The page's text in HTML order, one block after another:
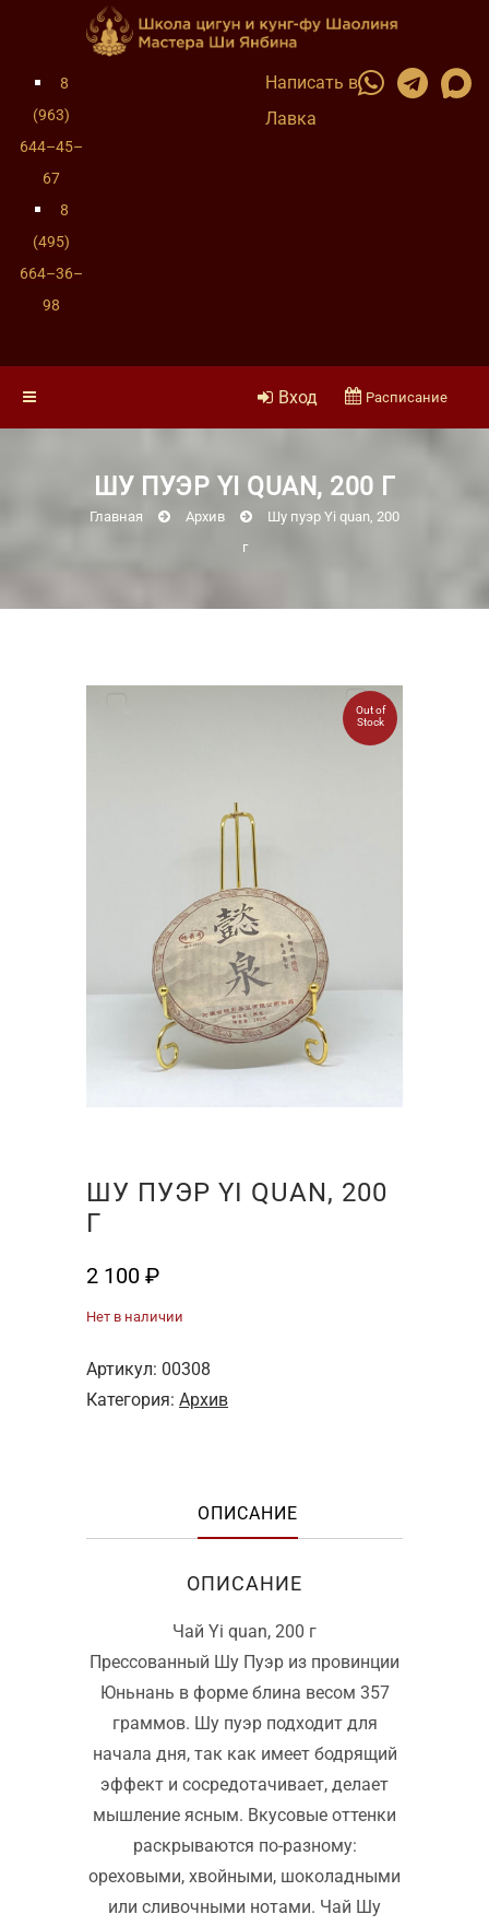
8
(963)
644–45–
67
8
(495)
664–36–
98
Написать в
Лавка
Вход Расписание
ШУ ПУЭР YI QUAN, 200 Г
Главная Архив
Шу пуэр Yi quan, 200
г
Out of
Stock
ШУ ПУЭР YI QUAN, 200
Г
2 100 ₽
Нет в наличии
Артикул: 00308
Категория: Архив
ОПИСАНИЕ
ОПИСАНИЕ
Чай Yi quan, 200 г
Прессованный Шу Пуэр из провинции
Юньнань в форме блина весом 357
граммов. Шу пуэр подходит для
начала дня, так как имеет бодрящий
эффект и сосредотачивает, делает
мышление ясным. Вкусовые оттенки
раскрываются по-разному:
ореховыми, хвойными, шоколадными
или сливочными нотами. Чай Шу